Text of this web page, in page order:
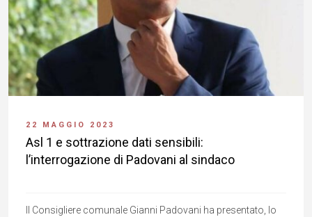
22 MAGGIO 2023
Asl 1 e sottrazione dati sensibili:
l’interrogazione di Padovani al sindaco
Il Consigliere comunale Gianni Padovani ha presentato, lo